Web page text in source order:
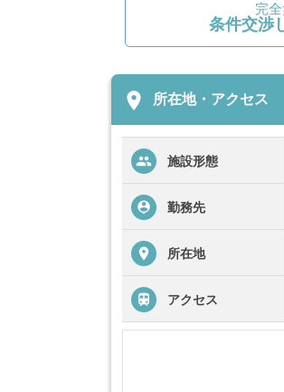
完
条件交渉
place 所在地・アクセス
施設形態
勤務先
所在地
アクセス